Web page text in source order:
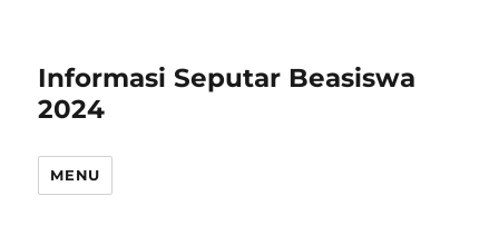
Informasi Seputar Beasiswa
2024
MENU